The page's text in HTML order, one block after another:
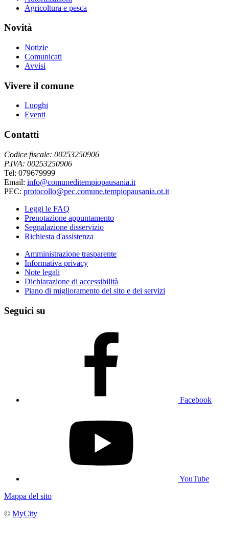
Agricoltura e pesca
Novità
Notizie
Comunicati
Avvisi
Vivere il comune
Luoghi
Eventi
Contatti
Codice fiscale: 00253250906
P.IVA: 00253250906
Tel: 079679999
Email: info@comuneditempiopausania.it
PEC: protocollo@pec.comune.tempiopausania.ot.it
Leggi le FAQ
Prenotazione appuntamento
Segnalazione disservizio
Richiesta d'assistenza
Amministrazione trasparente
Informativa privacy
Note legali
Dichiarazione di accessibilità
Piano di miglioramento del sito e dei servizi
Seguici su
Facebook
YouTube
Mappa del sito
© MyCity